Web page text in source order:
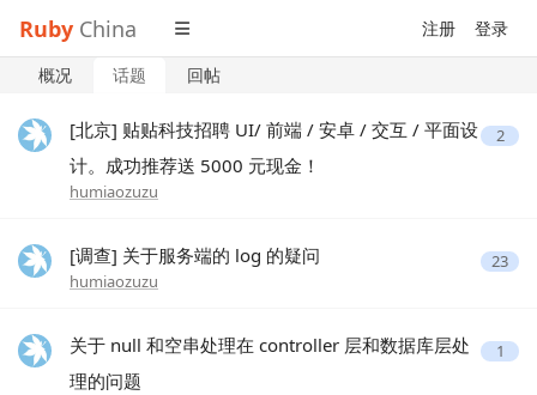
Ruby China 注册 登录
概况 话题 回帖
[北京] 贴贴科技招聘 UI/ 前端 / 安卓 / 交互 / 平面设
计。成功推荐送 5000 元现金！
humiaozuzu
2
[调查] 关于服务端的 log 的疑问
humiaozuzu
23
关于 null 和空串处理在 controller 层和数据库层处
理的问题
1